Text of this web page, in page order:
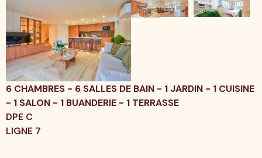
+
6 CHAMBRES - 6 SALLES DE BAIN - 1 JARDIN - 1 CUISINE
- 1 SALON - 1 BUANDERIE - 1 TERRASSE
DPE C
LIGNE 7